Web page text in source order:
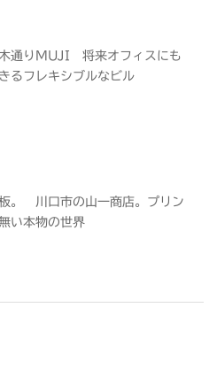
通りMUJI 将来オフィスにも
るフレキシブルなビル
。 川口市の山一商店。プリン
い本物の世界